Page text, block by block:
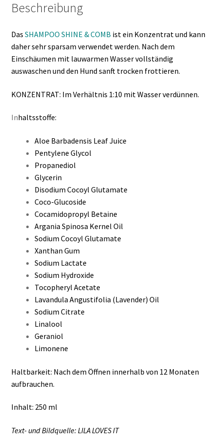
Beschreibung
Das SHAMPOO SHINE & COMB ist ein Konzentrat und kann
dahersehr sparsam verwendet werden. Nach dem
Einschäumen mit lauwarmen Wasser vollständig
auswaschen und den Hund sanft trocken frottieren.
KONZENTRAT: Im Verhältnis 1:10 mit Wasser verdünnen.
Inhaltsstoffe:
Aloe Barbadensis Leaf Juice
Pentylene Glycol
Propanediol
Glycerin
Disodium Cocoyl Glutamate
Coco-Glucoside
Cocamidopropyl Betaine
Argania Spinosa Kernel Oil
Sodium Cocoyl Glutamate
Xanthan Gum
Sodium Lactate
Sodium Hydroxide
Tocopheryl Acetate
Lavandula Angustifolia (Lavender) Oil
Sodium Citrate
Linalool
Geraniol
Limonene
Haltbarkeit: Nach dem Öffnen innerhalb von 12 Monaten
aufbrauchen.
Inhalt: 250 ml
Text- und Bildquelle: LILA LOVES IT